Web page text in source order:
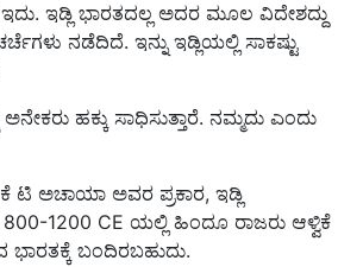
ಇಡ್ಲಿ ಭಾರತದಲ್ಲ ಅದರ ಮೂಲ ವಿದೇಶದ್ದು
ನಡೆದಿದೆ. ಇನ್ನು ಇಡ್ಲಿಯಲ್ಲಿ ಸಾಕಷ್ಟು
ಹಕ್ಕು ಸಾಧಿಸುತ್ತಾರೆ. ನಮ್ಮದು ಎಂದು
ಟಿ ಅಚಾಯಾ ಅವರ ಪ್ರಕಾರ, ಇಡ್ಲಿ
1200 CE ಯಲ್ಲಿ ಹಿಂದೂ ರಾಜರು ಆಳ್ವಿಕೆ
ಬಂದಿರಬಹುದು.